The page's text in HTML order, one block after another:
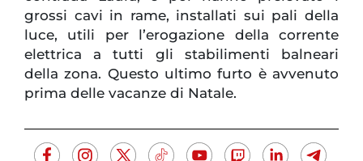
grossi cavi in rame, installati sui pali della
luce, utili per l’erogazione della corrente
elettrica a tutti gli stabilimenti balneari
della zona. Questo ultimo furto è avvenuto
prima delle vacanze di Natale.